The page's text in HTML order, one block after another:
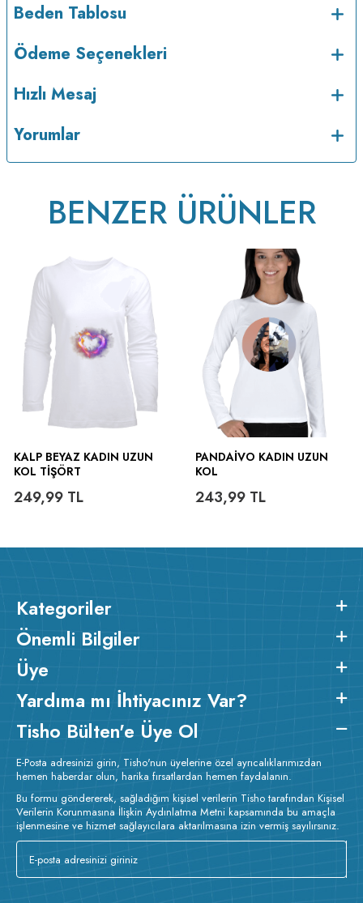
ütülenir.
Beden Tablosu
Ödeme Seçenekleri
Hızlı Mesaj
Yorumlar
BENZER ÜRÜNLER
KALP BEYAZ KADIN UZUN
KOL TIŞÖRT
249,99 TL
PANDAIVO KADIN UZUN
KOL
243,99TL
Kategoriler
Önemli Bilgiler
Üye
Yardıma mı İhtiyacınız Var?
Tisho Bülten'e Üye Ol
E-Posta adresinizi girin, Tisho'nun üyelerine özel ayrıcalıklarımızdan
hemen haberdar olun, harika fırsatlardan hemen faydalanın.
Bu formu göndererek, sağladığım kişisel verilerin Tisho tarafından Kişisel
Verilerin Korunmasına İlişkin Aydınlatma Metni kapsamında bu amaçla
işlenmesine ve hizmet sağlayıcılara aktarılmasına izin vermiş sayılırsınız.